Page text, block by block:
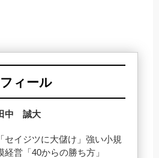
ィール
中 誠大
「セイジツに大儲け」強い小規
経営「40からの勝ち方」